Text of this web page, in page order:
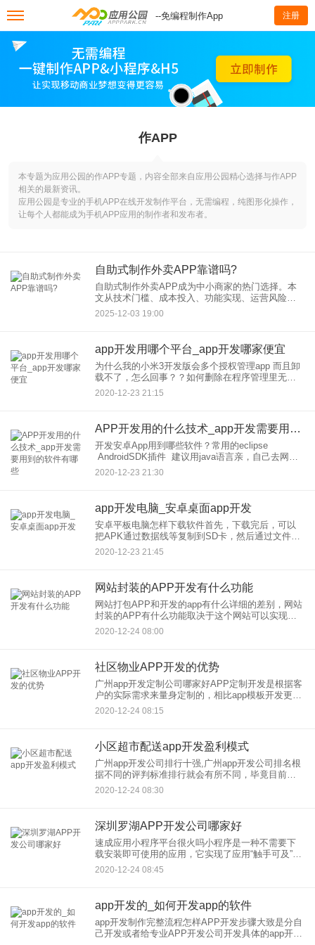
--免编程制作App 注册
作APP
本专题为应用公园的作APP专题，内容全部来自应用公园精心选择与作APP
相关的最新资讯。
应用公园是专业的手机APP在线开发制作平台，无需编程，纯图形化操作，
让每个人都能成为手机APP应用的制作者和发布者。
自助式制作外卖APP靠谱吗?
自助式制作外卖APP成为中小商家的热门选择。本
文从技术门槛、成本投入、功能实现、运营风险四
大维度，结合真实案例与行业数据，解析自助式制
作外卖APP的可行性，为创业者提供决策参考。
2025-12-03 19:00
app开发用哪个平台_app开发哪家便宜
为什么我的小米3开发版会多个授权管理app 而且卸
载不了，怎么回事？？如何删除在程序管理里无法
正常卸载的软件？一、某些软件运行时在任务栏列
表中是不可见的，而是以进程的方式在后台运行，
2020-12-23 21:15
APP开发用的什么技术_app开发需要用到的软件有哪些
开发安卓App用到哪些软件？常用的eclipse
AndroidSDK插件 建议用java语言亲，自己去网上
搜索下吧，看你自己喜欢要看你开发什么软件了，
不过都是基于代码来开发的多的很哦。用处广泛那
2020-12-23 21:30
app开发电脑_安卓桌面app开发
安卓平板电脑怎样下载软件首先，下载完后，可以
把APK通过数据线等复制到SD卡，然后通过文件管
理器在SD卡中打开APK文件进行安装，但这种方法
比较麻烦，笔者建议通过魔乐手机助手进行安装软
2020-12-23 21:45
网站封装的APP开发有什么功能
网站打包APP和开发的app有什么详细的差别，网站
封装的APP有什么功能取决于这个网站可以实现什
么功能。网站封装的APP其实本质上还是一个网
站，说白了只是给网站套一个APP的壳子，让它可
2020-12-24 08:00
社区物业APP开发的优势
广州app开发定制公司哪家好APP定制开发是根据客
户的实际需求来量身定制的，相比app模板开发更具
个性化以及更安全可靠。毕竟app开发公司以模板开
发公司为主，专业提供APP定制开发服务需要有专
2020-12-24 08:15
小区超市配送app开发盈利模式
广州app开发公司排行十强,广州app开发公司排名根
据不同的评判标准排行就会有所不同，毕竟目前尚
没有一个具有权威性的标准，从而能够从众多app公
司中快速挑选出专业靠谱的软件开发公司合作。包
2020-12-24 08:30
深圳罗湖APP开发公司哪家好
速成应用小程序平台很火吗小程序是一种不需要下
载安装即可使用的应用，它实现了应用“触手可及”的
梦想，用户扫一扫或者搜一下即可打开应用。也体
现了“用完即走”的理念，用户不用关心是否安装太多
2020-12-24 08:45
app开发的_如何开发app的软件
app开发制作完整流程怎样APP开发步骤大致是分自
己开发或者给专业APP开发公司开发具体的app开发